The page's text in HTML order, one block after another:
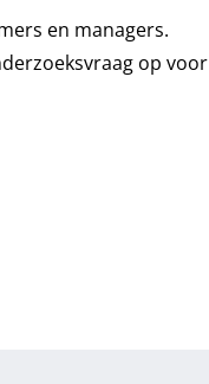
en managers.
op voor